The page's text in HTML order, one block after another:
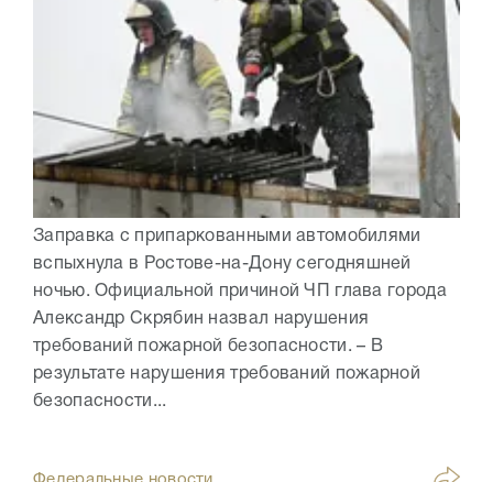
Заправка с припаркованными автомобилями
вспыхнула в Ростове-на-Дону сегодняшней
ночью. Официальной причиной ЧП глава города
Александр Скрябин назвал нарушения
требований пожарной безопасности. – В
результате нарушения требований пожарной
безопасности...